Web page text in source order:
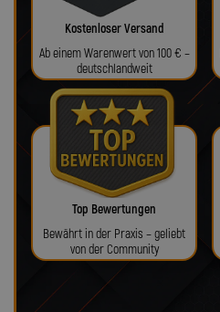
Kostenloser Versand
Ab einem Warenwert von 100 € –
deutschlandweit
Top Bewertungen
Bewährt in der Praxis – geliebt
von der Community